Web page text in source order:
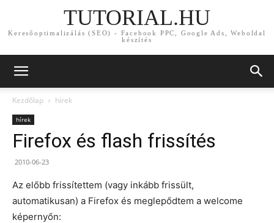
TUTORIAL.HU
Keresőoptimalizálás (SEO) - Facebook PPC, Google Ads, Weboldal
készítés
Kezdőlap hírek
hírek
Firefox és flash frissítés
2010-06-23
Az előbb frissítettem (vagy inkább frissült,
automatikusan) a Firefox és meglepődtem a welcome
képernyőn: